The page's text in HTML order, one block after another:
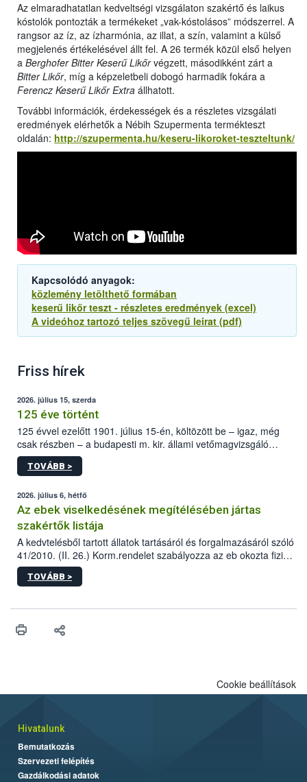
Az elmaradhatatlan kedveltségi vizsgálaton szakértő és laikus
kóstolók pontozták a termékeket „vak-kóstolásos” módszerrel. A
rangsor az íz, az ízharmónia, az illat, a szín, valamint a külső
megjelenés értékelésével állt fel. A 26 termék közül első helyen
a Berghofer Bitter Keserű Likőrvégzett, másodikként zárt a
Bitter Likőr, míg a képzeletbeli dobogó harmadik fokára a
Ferencz Keserű Likőr Extra állhatott.
További információk, érdekességek és a részletes vizsgálati
eredmények elérhetők a Nébih Szupermenta termékteszt
oldalán: http://szupermenta.hu/keseru-likoroket-teszteltunk/
Kapcsolódó anyagok:
közlemény letölthető formában
keserű likőr teszt - részletes eredmények (excel)
A videóhoz tartozó teljes szövegű leirat (pdf)
Friss hírek
2026. július 15, szerda
125 éve történt
125 évvel ezelőtt 1901. július 15-én, költözött be – igaz, még
csak részben – a budapesti m. kir. állami vetőmagvizsgáló
állomás a Kis Rókus utca 15. szám alatti, Czigler Győző által
tervezett új épületébe.
TOVÁBB >
2026. július 6, hétfő
Az ebek viselkedésének megítélésében jártas
szakértők listája
A kedvtelésből tartott állatok tartásáról és forgalmazásáról szóló
41/2010. (II. 26.) Korm.rendelet szabályozza az eb okozta fizikai
sérülés, illetve ennek veszélye keletkezésekor felmerülő
hatósági feladatokat, valamint a veszélyes eb tartását és annak
vonni az ebek viselkedésének megítélésében jártas szakértőt.
TOVÁBB >
Cookie beállítások
Hivatalunk
Bemutatkozás
Szervezeti felépítés
Gazdálkodási adatok